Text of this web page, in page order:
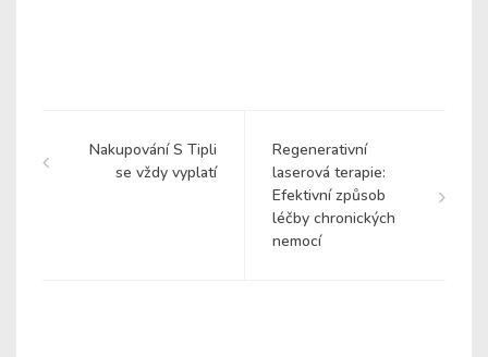
Nakupování S Tipli
se vždy vyplatí
Regenerativní
laserová terapie:
Efektivní způsob
léčby chronických
nemocí